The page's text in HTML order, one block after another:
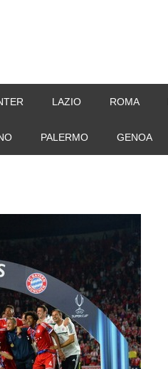
LAZIO ROMA
PALERMO GENOA